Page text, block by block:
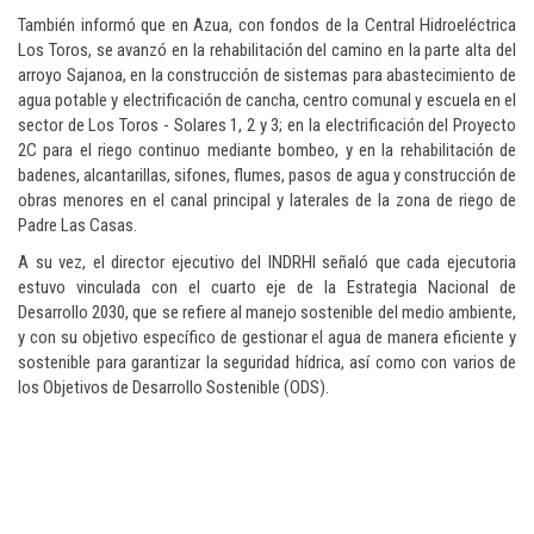
También informó que en Azua, con fondos de la Central Hidroeléctrica
Los Toros, se avanzó en la rehabilitación del camino en la parte alta del
arroyo Sajanoa, en la construcción de sistemas para abastecimiento de
agua potable y electrificación de cancha, centro comunal y escuela en el
sector de Los Toros - Solares 1, 2 y 3; en la electrificación del Proyecto
2C para el riego continuo mediante bombeo, y en la rehabilitación de
badenes, alcantarillas, sifones, flumes, pasos de agua y construcción de
obras menores en el canal principal y laterales de la zona de riego de
Padre Las Casas.
A su vez, el director ejecutivo del INDRHI señaló que cada ejecutoria
estuvo vinculada con el cuarto eje de la Estrategia Nacional de
Desarrollo 2030, que se refiere al manejo sostenible del medio ambiente,
y con su objetivo específico de gestionar el agua de manera eficiente y
sostenible para garantizar la seguridad hídrica, así como con varios de
los Objetivos de Desarrollo Sostenible (ODS).